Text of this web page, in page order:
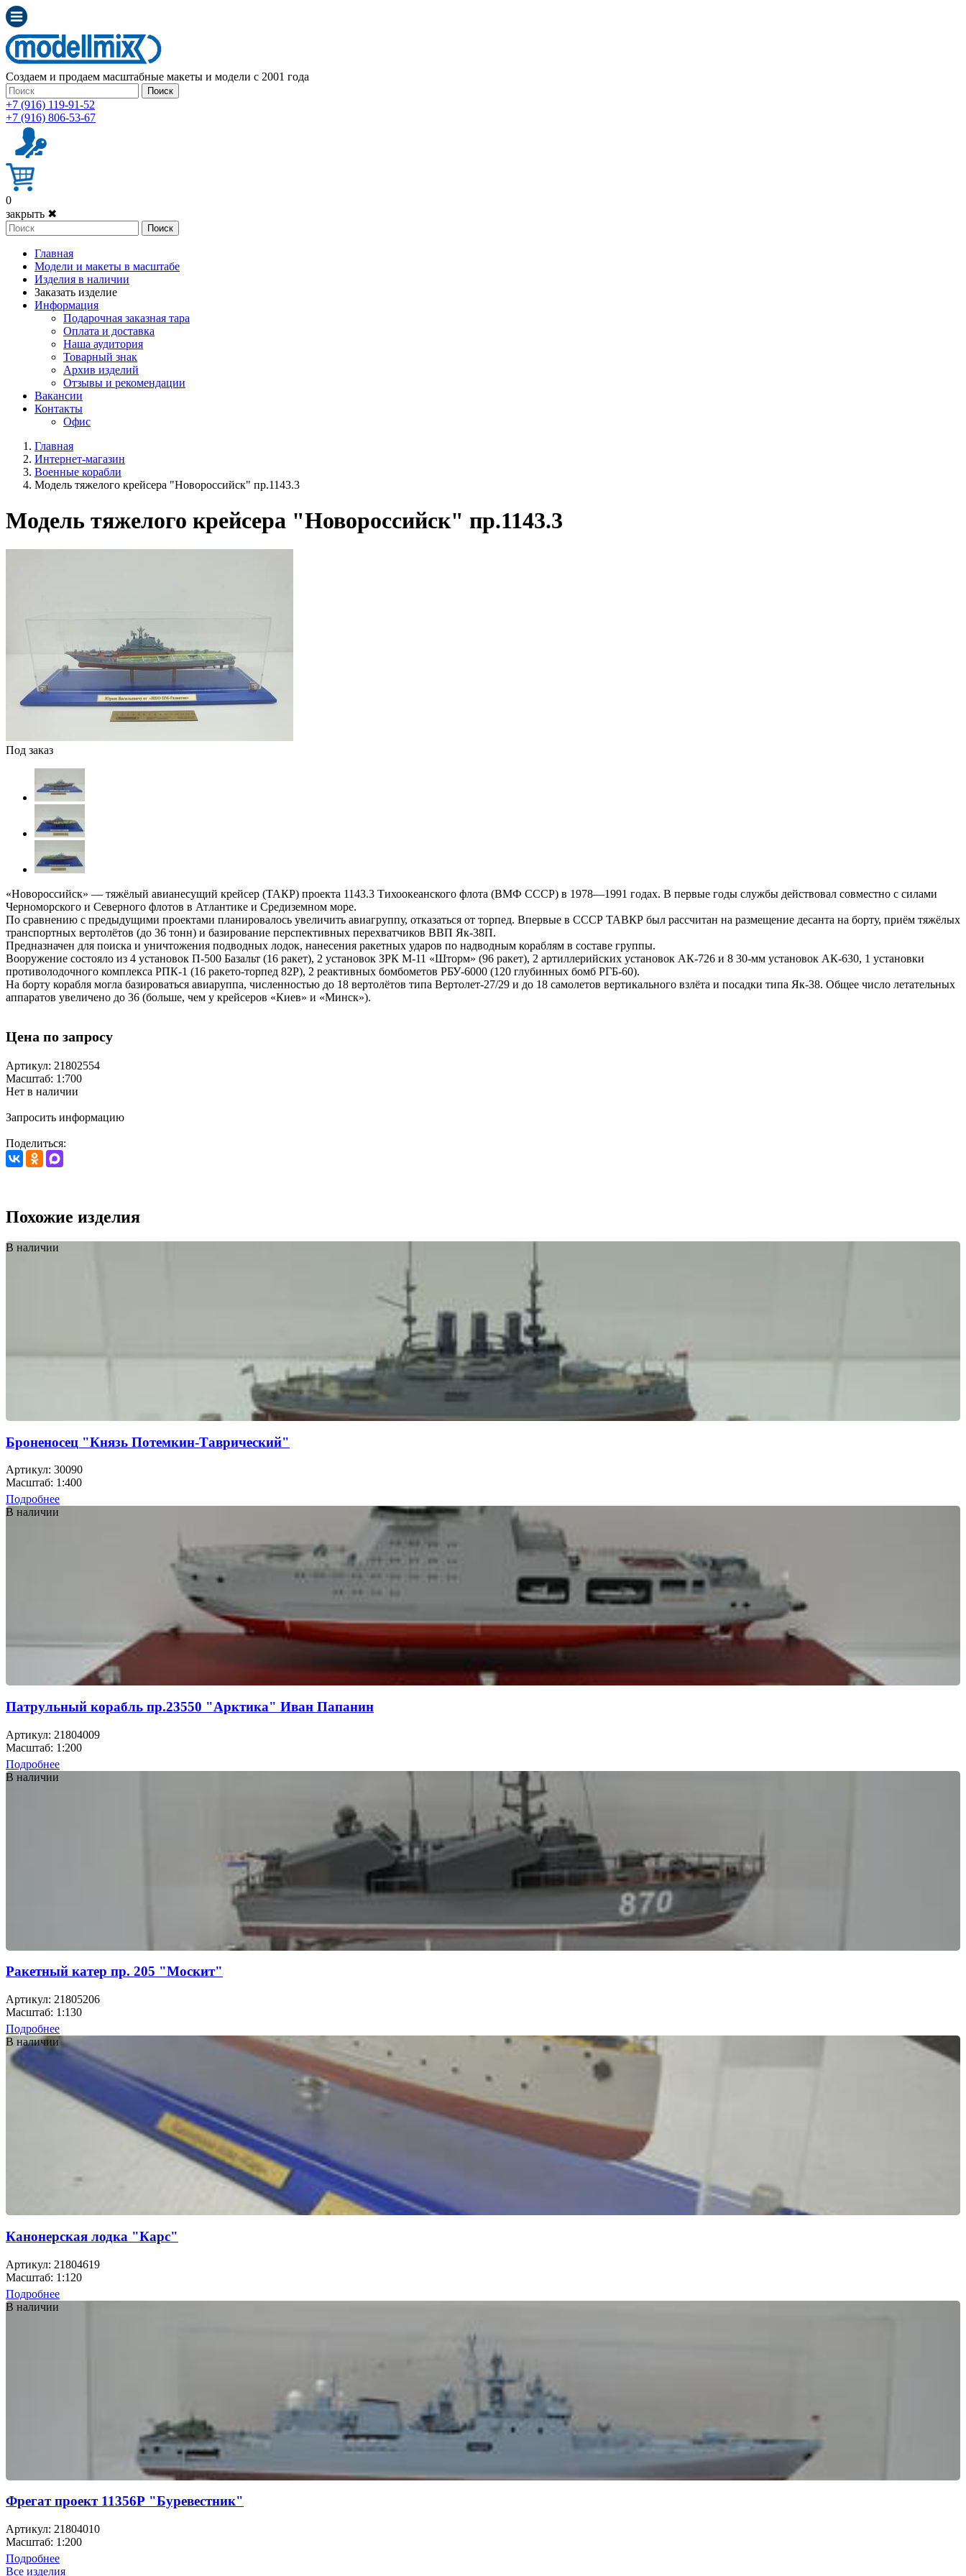
Создаем и продаем масштабные макеты и модели с 2001 года
Поиск
+7 (916) 119-91-52
+7 (916) 806-53-67
0
закрыть ✖
Поиск
Главная
Модели и макеты в масштабе
Изделия в наличии
Заказать изделие
Информация
Подарочная заказная тара
Оплата и доставка
Наша аудитория
Товарный знак
Архив изделий
Отзывы и рекомендации
Вакансии
Контакты
Офис
Главная
Интернет-магазин
Военные корабли
Модель тяжелого крейсера "Новороссийск" пр.1143.3
Модель тяжелого крейсера "Новороссийск" пр.1143.3
Под заказ
«Новороссийск» — тяжёлый авианесущий крейсер (ТАКР) проекта 1143.3 Тихоокеанского флота (ВМФ СССР) в 1978—1991 годах. В первые годы службы действовал совместно с силами
Черноморского и Северного флотов в Атлантике и Средиземном море.
По сравнению с предыдущими проектами планировалось увеличить авиагруппу, отказаться от торпед. Впервые в СССР ТАВКР был рассчитан на размещение десанта на борту, приём тяжёлых
транспортных вертолётов (до 36 тонн) и базирование перспективных перехватчиков ВВП Як-38П.
Предназначен для поиска и уничтожения подводных лодок, нанесения ракетных ударов по надводным кораблям в составе группы.
Вооружение состояло из 4 установок П-500 Базальт (16 ракет), 2 установок ЗРК М-11 «Шторм» (96 ракет), 2 артиллерийских установок АК-726 и 8 30-мм установок АК-630, 1 установки
противолодочного комплекса РПК-1 (16 ракето-торпед 82Р), 2 реактивных бомбометов РБУ-6000 (120 глубинных бомб РГБ-60).
На борту корабля могла базироваться авиаруппа, численностью до 18 вертолётов типа Вертолет-27/29 и до 18 самолетов вертикального взлёта и посадки типа Як-38. Общее число летательных
аппаратов увеличено до 36 (больше, чем у крейсеров «Киев» и «Минск»).
Цена по запросу
Артикул: 21802554
Масштаб: 1:700
Нет в наличии
Запросить информацию
Поделиться:
Похожие изделия
В наличии
Броненосец "Князь Потемкин-Таврический"
Артикул: 30090
Масштаб: 1:400
Подробнее
В наличии
Патрульный корабль пр.23550 "Арктика" Иван Папанин
Артикул: 21804009
Масштаб: 1:200
Подробнее
В наличии
Ракетный катер пр. 205 "Москит"
Артикул: 21805206
Масштаб: 1:130
Подробнее
В наличии
Канонерская лодка "Карс"
Артикул: 21804619
Масштаб: 1:120
Подробнее
В наличии
Фрегат проект 11356Р "Буревестник"
Артикул: 21804010
Масштаб: 1:200
Подробнее
Все изделия